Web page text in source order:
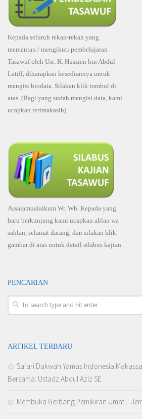
Kepada seluruh rekan-rekan yang
memantau / mengikuti pembelajaran
Tasawuf oleh Ust. H. Hussien bin Abdul
Latiff, diharapkan kesediannya untuk
mengisi biodata. Silakan klik tombol di
atas. (Bagi yang sudah mengisi data, kami
ucapkan terimakasih).
Assalamualaikum Wr. Wb. Kepada yang
baru berkunjung kami ucapkan ahlan wa
sahlan, selamat datang, dan silakan klik
gambar di atas untuk detail silabus kajian.
PENCARIAN
ARTIKEL TERBARU
Safari Dakwah Yamas Indonesia
Bersama: Ustadz Abdul Aziz SE.
Membuka Gerbang Pemikiran Umat –